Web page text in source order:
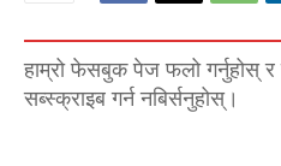
हाम्रो फेसबुक पेज फलो गर्नुहोस् र
सब्स्क्राइब गर्न नबिर्सनुहोस्।